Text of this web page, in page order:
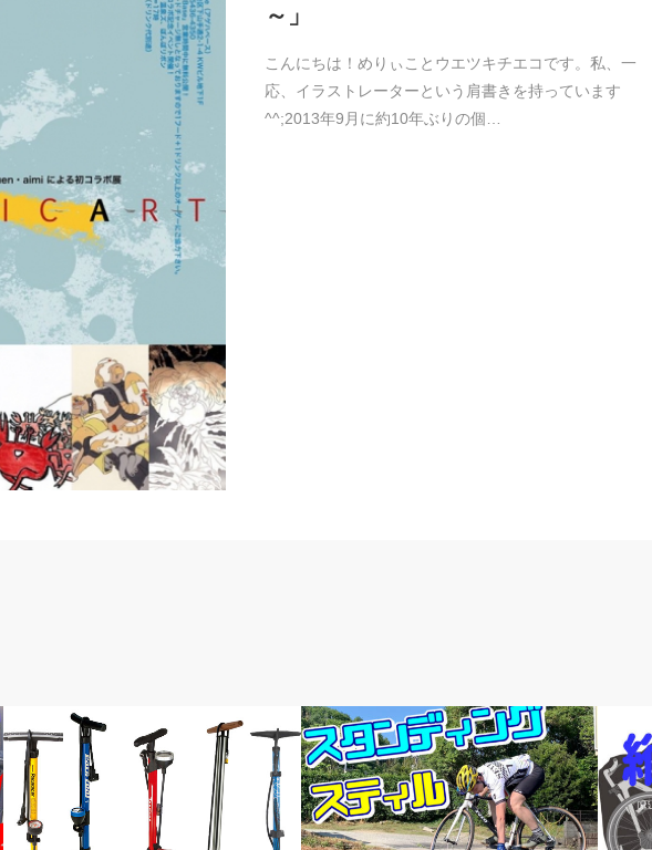
～」
こんにちは！めりぃことウエツキチエコです。私、一
応、イラストレーターという肩書きを持っています
^^;2013年9月に約10年ぶりの個…